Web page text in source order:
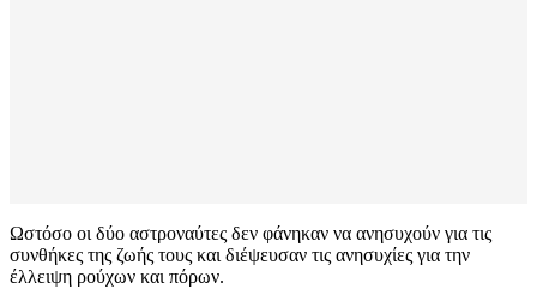
Ωστόσο οι δύο αστροναύτες δεν φάνηκαν να ανησυχούν για τις
συνθήκες της ζωής τους και διέψευσαν τις ανησυχίες για την
έλλειψη ρούχων και πόρων.